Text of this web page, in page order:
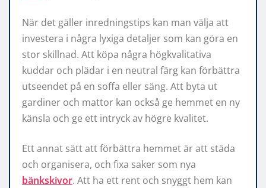
När det gäller inredningstips kan man välja att
investera i några lyxiga detaljer som kan göra en
stor skillnad. Att köpa några högkvalitativa
kuddar och plädar i en neutral färg kan förbättra
utseendet på en soffa eller säng. Att byta ut
gardiner och mattor kan också ge hemmet en ny
känsla och ge ett intryck av högre kvalitet.
Ett annat sätt att förbättra hemmet är att städa
och organisera, och fixa saker som nya
bänkskivor. Att ha ett rent och snyggt hem kan